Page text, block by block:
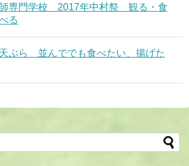
専門学校 2017年中村祭 観る・食
る
ぷら 並んででも食べたい、揚げた